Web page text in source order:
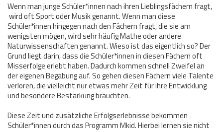
Wenn man junge Schüler*innen nach ihren Lieblingsfächern fragt,
wird oft Sport oder Musik genannt. Wenn man diese
Schüler*innen hingegen nach den Fächern fragt, die sie am
wenigsten mögen, wird sehr häufig Mathe oder andere
Naturwissenschaften genannt. Wieso ist das eigentlich so? Der
Grund liegt darin, dass die Schüler*innen in diesen Fächern oft
Misserfolge erlebt haben. Dadurch kommen schnell Zweifel an
der eigenen Begabung auf. So gehen diesen Fächern viele Talente
verloren, die vielleicht nur etwas mehr Zeit für ihre Entwicklung
und besondere Bestärkung bräuchten.
Diese Zeit und zusätzliche Erfolgserlebnisse bekommen
Schüler*innen durch das Programm Mkid. Hierbei lernen sie nicht